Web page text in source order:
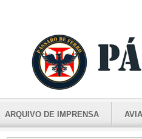
ARQUIVO DE IMPRENSA